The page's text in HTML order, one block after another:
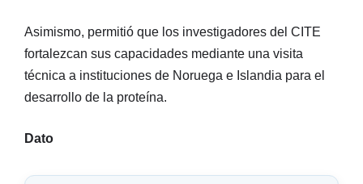
Asimismo, permitió que los investigadores del CITE
fortalezcan sus capacidades mediante una visita
técnica a instituciones de Noruega e Islandia para el
desarrollo de la proteína.
Dato